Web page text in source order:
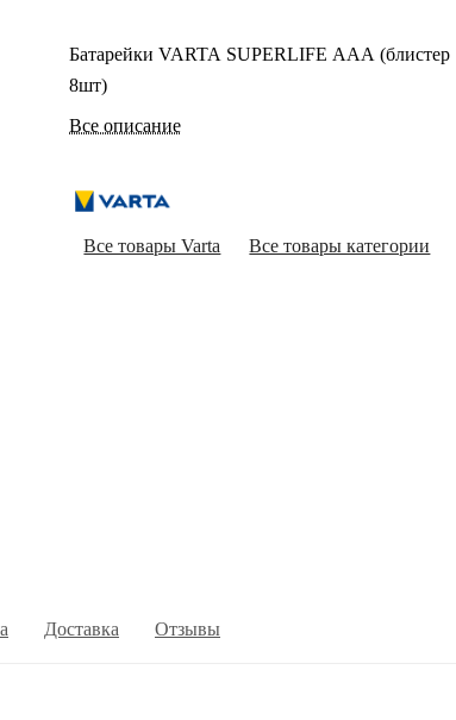
Батарейки VARTA SUPERLIFE AAA (блистер
8шт)
Все описание
Все товары Varta Все товары категории
Доставка Отзывы